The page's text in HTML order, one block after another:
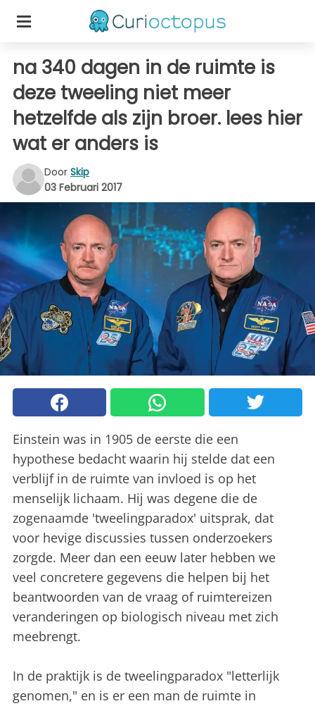
na 340 dagen in de ruimte is
deze tweeling niet meer
hetzelfde als zijn broer. lees hier
wat er anders is
Door Skip
03 Februari 2017
Einstein was in 1905 de eerste die een
hypothese bedacht waarin hij stelde dat een
verblijf in de ruimte van invloed is op het
menselijk lichaam. Hij was degene die de
zogenaamde 'tweelingparadox' uitsprak, dat
voor hevige discussies tussen onderzoekers
zorgde. Meer dan een eeuw later hebben we
veel concretere gegevens die helpen bij het
beantwoorden van de vraag of ruimtereizen
veranderingen op biologisch niveau met zich
meebrengt.
In de praktijk is de tweelingparadox "letterlijk
genomen," en is er een man de ruimte in